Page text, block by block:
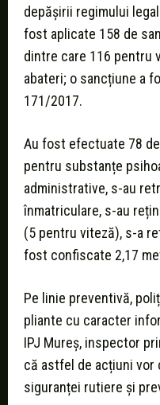
depășirii regimului
fost aplicate 158 de
dintre care 116 pentru
abateri; o sancțiune a
171/2017.
Au fost efectuate 78
pentru substanțe
administrative, s-au
înmatriculare, s-au
(5 pentru viteză), s-a
fost confiscate 2,17
Pe linie preventivă,
pliante cu caracter
IPJ Mureș, inspector
că astfel de acțiuni
siguranței rutiere și